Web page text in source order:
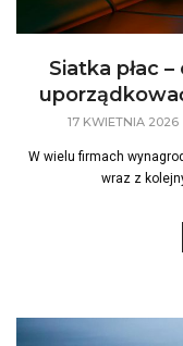
Siatka płac
17 KWIETNIA 2026
W wielu firmach
wraz z